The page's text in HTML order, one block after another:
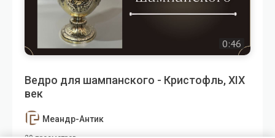
0:46
Ведро для шампанского - Кристофль, XIX
век
Меандр-Антик